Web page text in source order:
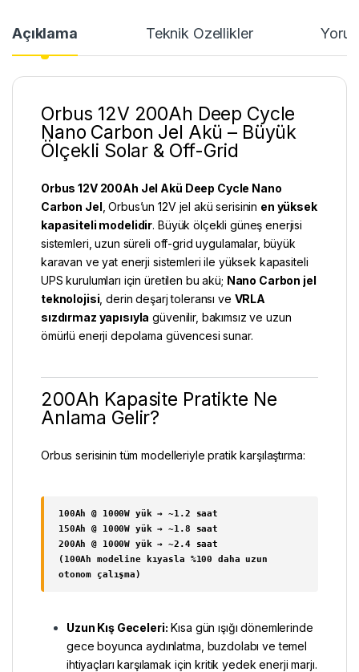
Açıklama Teknik Özellikler
Orbus 12V 200Ah Deep Cycle
Nano Carbon Jel Akü – Büyük
Ölçekli Solar & Off-Grid
Orbus 12V 200Ah Jel Akü Deep Cycle Nano
Carbon Jel , Orbus’un 12V jel akü serisinin en yüksek
kapasiteli modelidir. Büyük ölçekli güneş enerjisi
sistemleri, uzun süreli off-grid uygulamalar, büyük
karavan ve yat enerji sistemleri ile yüksek kapasiteli
UPS kurulumları için üretilen bu akü; Nano Carbon jel
teknolojisi , derin deşarj toleransı ve VRLA
sızdırmaz yapısıyla güvenilir, bakımsız ve uzun
ömürlü enerji depolama güvencesi sunar.
200Ah Kapasite Pratikte Ne
Anlama Gelir?
Orbus serisinin tüm modelleriyle pratik karşılaştırma:
100Ah @ 1000W yük → ~1.2 saat
150Ah @ 1000W yük → ~1.8 saat
200Ah @ 1000W yük → ~2.4 saat
(100Ah modeline kıyasla %100 daha uzun
otonom çalışma)
Uzun Kış Geceleri: Kısa gün ışığı dönemlerinde
gece boyunca aydınlatma, buzdolabı ve temel
ihtiyaçları karşılamak için kritik yedek enerji marjı.